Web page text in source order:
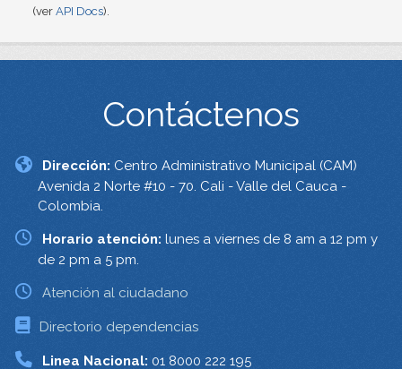
(ver API Docs).
Contáctenos
Dirección: Centro Administrativo Municipal (CAM)
Avenida 2 Norte #10 - 70. Cali - Valle del Cauca -
Colombia.
Horario atención: lunes a viernes de 8 am a 12 pm y
de 2 pm a 5 pm.
Atención al ciudadano
Directorio dependencias
Linea Nacional: 01 8000 222 195